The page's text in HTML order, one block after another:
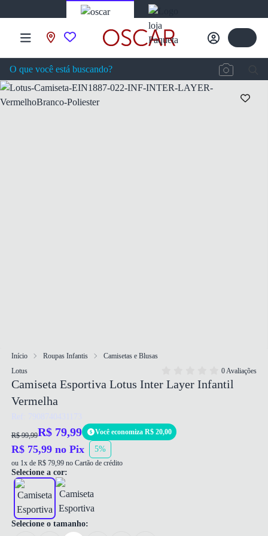
Início Roupas Infantis
Camisetas e Blusas
Lotus
0 Avaliações
Camiseta Esportiva Lotus Inter Layer Infantil
Vermelha
Ref: 7908740431173
R$ 99,99R$ 79,99 Você economiza R$ 20,00
R$ 75,99 no Pix 5%
ou 1x de R$ 79,99 no Cartão de crédito
Selecione a cor:
Selecione o tamanho: